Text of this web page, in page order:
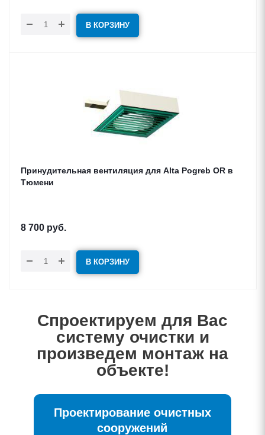
В КОРЗИНУ
Принудительная вентиляция для Alta Pogreb OR в
Тюмени
8 700 руб.
В КОРЗИНУ
Спроектируем для Вас
систему очистки и
произведем монтаж на
объекте!
Проектирование очистных
сооружений